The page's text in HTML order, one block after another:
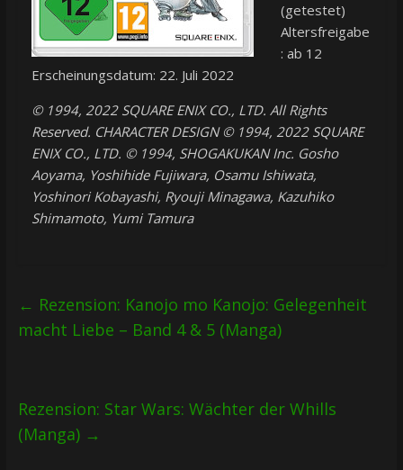
(getestet)
Altersfreigabe
: ab 12
Erscheinungsdatum: 22. Juli 2022
© 1994, 2022 SQUARE ENIX CO., LTD. All Rights
Reserved. CHARACTER DESIGN © 1994, 2022 SQUARE
ENIX CO., LTD. © 1994, SHOGAKUKAN Inc. Gosho
Aoyama, Yoshihide Fujiwara, Osamu Ishiwata,
Yoshinori Kobayashi, Ryouji Minagawa, Kazuhiko
Shimamoto, Yumi Tamura
← Rezension: Kanojo mo Kanojo: Gelegenheit
macht Liebe – Band 4 & 5 (Manga)
Rezension: Star Wars: Wächter der Whills
(Manga) →